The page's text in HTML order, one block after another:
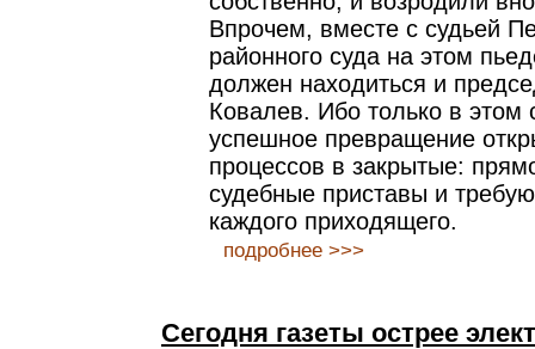
Впрочем, вместе с судьей
районного суда на этом
должен находиться и
Ковалев. Ибо только в этом
успешное превращение
процессов в закрытые:
судебные приставы и
каждого приходящего.
подробнее >>>
Сегодня газеты острее